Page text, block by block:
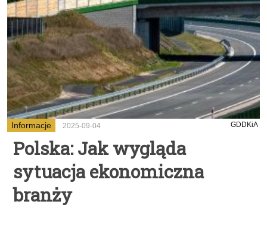
Informacje 2025-09-04 GDDKiA
Polska: Jak wygląda
sytuacja ekonomiczna
branży